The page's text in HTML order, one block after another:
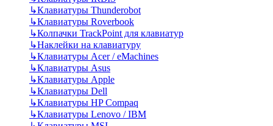
↳Клавиатуры Thunderobot
↳Клавиатуры Roverbook
↳Колпачки TrackPoint для клавиатур
↳Наклейки на клавиатуру
↳Клавиатуры Acer / eMachines
↳Клавиатуры Asus
↳Клавиатуры Apple
↳Клавиатуры Dell
↳Клавиатуры HP Compaq
↳Клавиатуры Lenovo / IBM